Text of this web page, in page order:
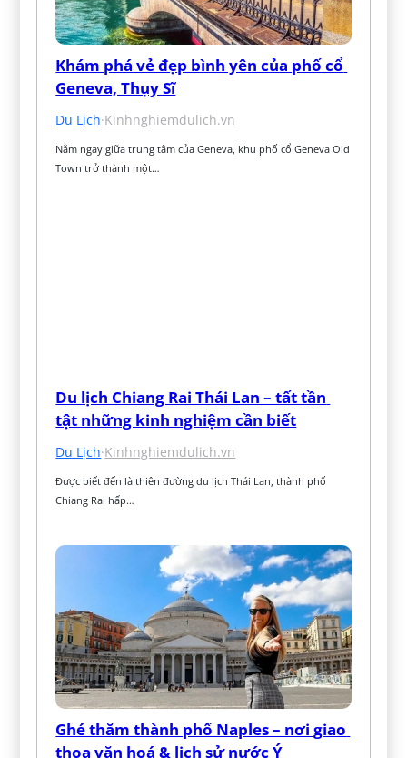
Khám phá vẻ đẹp bình yên của phố cổ
Geneva, Thụy Sĩ
Du Lịch·Kinhnghiemdulich.vn
Nằm ngay giữa trung tâm của Geneva, khu phố cổ Geneva Old
Town trở thành một…
Du lịch Chiang Rai Thái Lan – tất tần
tật những kinh nghiệm cần biết
Du Lịch·Kinhnghiemdulich.vn
Được biết đến là thiên đường du lịch Thái Lan, thành phố
Chiang Rai hấp…
Ghé thăm thành phố Naples – nơi giao
thoa văn hoá & lịch sử nước Ý